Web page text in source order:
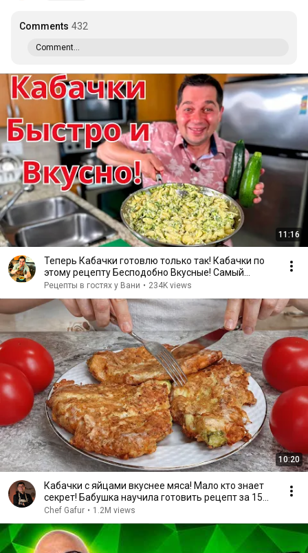
Comments 432
Comment...
11:16
Теперь Кабачки готовлю только так! Кабачки по
этому рецепту Бесподобно Вкусные! Самый
быстрый рецепт
Рецепты в гостях у Вани • 234K views
10:20
Кабачки с яйцами вкуснее мяса! Мало кто знает
секрет! Бабушка научила готовить рецепт за 15
минут
Chef Gafur • 1.2M views